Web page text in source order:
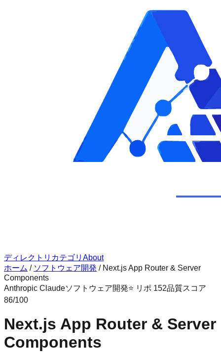
ディレクトリ カテゴリ About
ホーム / ソフトウェア開発 / Next.js App Router & Server
Components
Anthropic Claudeソフトウェア開発⭐ リポ 152品質スコア
86/100
Next.js App Router & Server
Components